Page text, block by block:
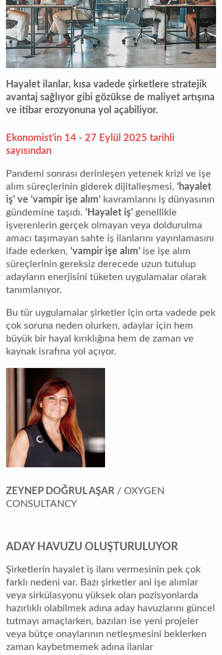
Hayalet ilanlar, kısa vadede şirketlere stratejik
avantaj sağlıyor gibi gözükse de maliyet artışına
ve itibar erozyonuna yol açabiliyor.
Ekonomist’in 14 - 27 Eylül 2025 tarihli
sayısından
Pandemi sonrası derinleşen yetenek krizi ve işe
alım süreçlerinin giderek dijitalleşmesi, ‘hayalet
iş’ ve ‘vampir işe alım’ kavramlarını iş dünyasının
gündemine taşıdı. ‘Hayalet iş’ genellikle
işverenlerin gerçek olmayan veya doldurulma
amacı taşımayan sahte iş ilanlarını yayınlamasını
ifade ederken, ‘vampir işe alım’ ise işe alım
süreçlerinin gereksiz derecede uzun tutulup
adayların enerjisini tüketen uygulamalar olarak
tanımlanıyor.
Bu tür uygulamalar şirketler için orta vadede pek
çok soruna neden olurken, adaylar için hem
büyük bir hayal kırıklığına hem de zaman ve
kaynak israfına yol açıyor.
ZEYNEP DOĞRUL AŞAR / OXYGEN
CONSULTANCY
ADAY HAVUZU OLUŞTURULUYOR
Şirketlerin hayalet iş ilanı vermesinin pek çok
farklı nedeni var. Bazı şirketler ani işe alımlar
veya sirkülasyonu yüksek olan pozisyonlarda
hazırlıklı olabilmek adına aday havuzlarını güncel
tutmayı amaçlarken, bazıları ise yeni projeler
veya bütçe onaylarının netleşmesini beklerken
zaman kaybetmemek adına ilanlar